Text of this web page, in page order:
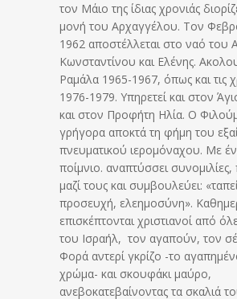
τον Μάιο της ίδιας χρονιάς
μονή του Αρχαγγέλου. Τον
1962 αποστέλλεται στο ναό του
Κωνσταντίνου και Ελένης.
Ραμάλα 1965-1967, όπως και τις
1976-1979. Υπηρετεί και στον
και στον Προφήτη Ηλία. Ο
γρήγορα αποκτά τη φήμη του
πνευματικού ιερομόναχου. Με
ποίμνιο. αναπτύσσει συνομιλίες,
μαζί τους και συμβουλεύει:
προσευχή, ελεημοσύνη».
επισκέπτονται χριστιανοί από
του Ισραήλ, τον αγαπούν, τον
Φορά αντερί γκρίζο -το
χρώμα- και σκουφάκι μαύρο,
ανεβοκατεβαίνοντας τα σκαλιά